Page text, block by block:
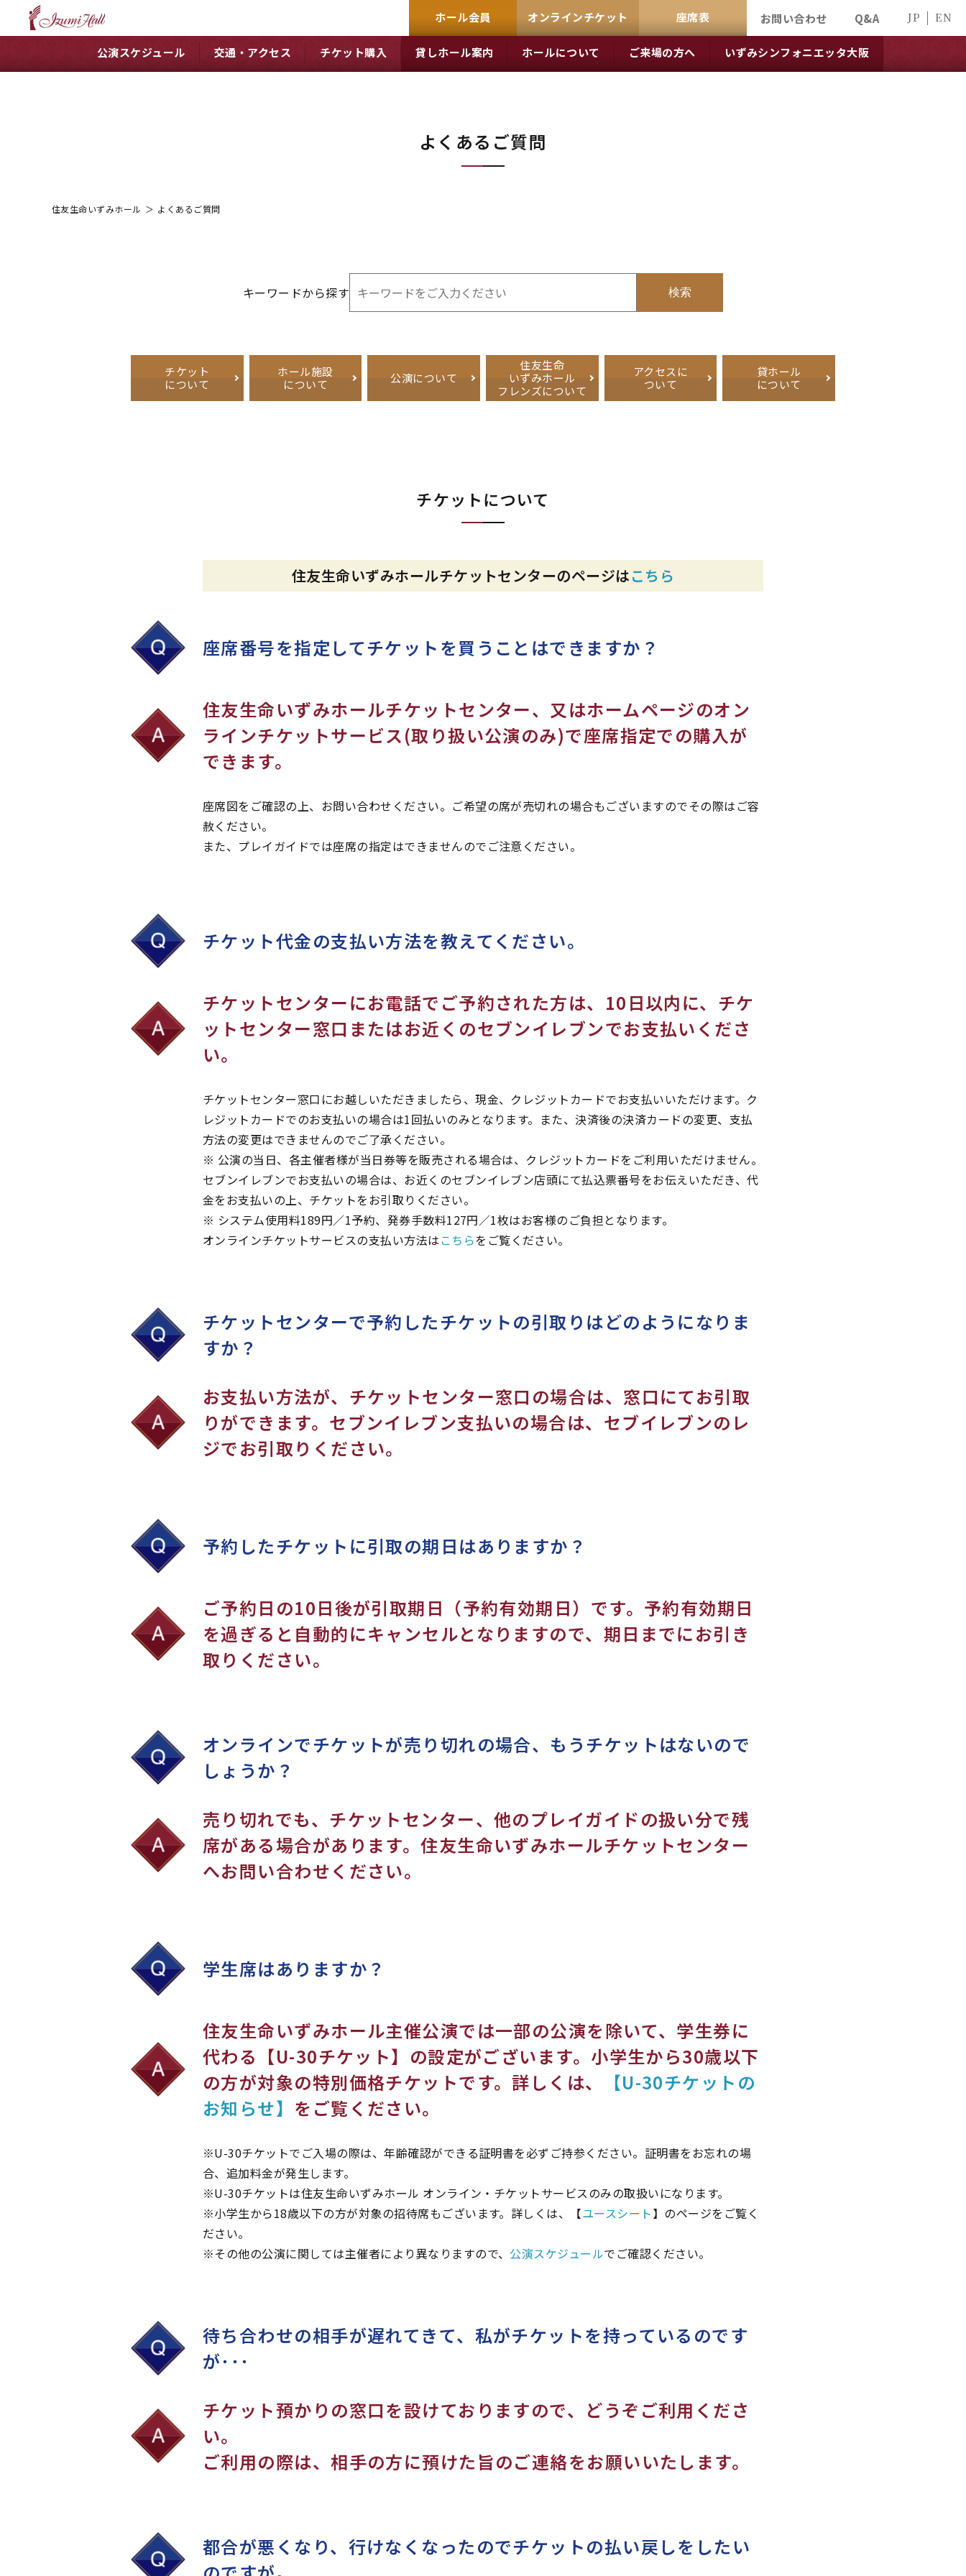
ホール会員 オンラインチケット 座席表 お問い合わせ Q&A JP EN
公演スケジュール 交通・アクセス チケット購入 貸しホール案内 ホールについて ご来場の方へ いずみシンフォニエッタ大阪
よくあるご質問
住友生命いずみホール ＞ よくあるご質問
キーワードから探す 検索
チケット
について
ホール施設
について
公演について
住友生命
いずみホール
フレンズについて
アクセスに
ついて
貸ホール
について
チケットについて
住友生命いずみホールチケットセンターのページはこちら
座席番号を指定してチケットを買うことはできますか？
住友生命いずみホールチケットセンター、又はホームページのオン
ラインチケットサービス(取り扱い公演のみ)で座席指定での購入が
できます。
座席図をご確認の上、お問い合わせください。ご希望の席が売切れの場合もございますのでその際はご容
赦ください。
また、プレイガイドでは座席の指定はできませんのでご注意ください。
チケット代金の支払い方法を教えてください。
チケットセンターにお電話でご予約された方は、10日以内に、チケ
ットセンター窓口またはお近くのセブンイレブンでお支払いくださ
い。
チケットセンター窓口にお越しいただきましたら、現金、クレジットカードでお支払いいただけます。ク
レジットカードでのお支払いの場合は1回払いのみとなります。また、決済後の決済カードの変更、支払
方法の変更はできませんのでご了承ください。
※ 公演の当日、各主催者様が当日券等を販売される場合は、クレジットカードをご利用いただけません。
セブンイレブンでお支払いの場合は、お近くのセブンイレブン店頭にて払込票番号をお伝えいただき、代
金をお支払いの上、チケットをお引取りください。
※ システム使用料189円／1予約、発券手数料127円／1枚はお客様のご負担となります。
オンラインチケットサービスの支払い方法は こちらをご覧ください。
チケットセンターで予約したチケットの引取りはどのようになりま
すか？
お支払い方法が、チケットセンター窓口の場合は、窓口にてお引取
りができます。セブンイレブン支払いの場合は、セブイレブンのレ
ジでお引取りください。
予約したチケットに引取の期日はありますか？
ご予約日の10日後が引取期日（予約有効期日）です。予約有効期日
を過ぎると自動的にキャンセルとなりますので、期日までにお引き
取りください。
オンラインでチケットが売り切れの場合、もうチケットはないので
しょうか？
売り切れでも、チケットセンター、他のプレイガイドの扱い分で残
席がある場合があります。住友生命いずみホールチケットセンター
へお問い合わせください。
学生席はありますか？
住友生命いずみホール主催公演では一部の公演を除いて、学生券に
代わる【U-30チケット】の設定がございます。小学生から30歳以下
の方が対象の特別価格チケットです。詳しくは、
【U-30チケットの
お知らせ】 をご覧ください。
※U-30チケットでご入場の際は、年齢確認ができる証明書を必ずご持参ください。証明書をお忘れの場
合、追加料金が発生します。
※U-30チケットは住友生命いずみホール オンライン・チケットサービスのみの取扱いになります。
※小学生から18歳以下の方が対象の招待席もございます。詳しくは、【ユースシート】のページをご覧く
ださい。
※その他の公演に関しては主催者により異なりますので、 公演スケジュールでご確認ください。
待ち合わせの相手が遅れてきて、私がチケットを持っているのです
が･･･
チケット預かりの窓口を設けておりますので、どうぞご利用くださ
い。
ご利用の際は、相手の方に預けた旨のご連絡をお願いいたします。
都合が悪くなり、行けなくなったのでチケットの払い戻しをしたい